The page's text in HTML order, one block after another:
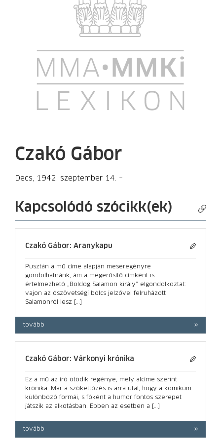
Czakó Gábor
Decs, 1942. szeptember 14. –
Kapcsolódó szócikk(ek)
Czakó Gábor: Aranykapu
Pusztán a mű címe alapján meseregényre
gondolhatnánk, ám a megerősítő címként is
értelmezhető „Boldog Salamon király” elgondolkoztat:
vajon az ószövetségi bölcs jelzővel felruházott
Salamonról lesz […]
tovább
Czakó Gábor: Várkonyi krónika
Ez a mű az író ötödik regénye, mely alcíme szerint
krónika. Már a szókettőzés is arra utal, hogy a komikum
különböző formái, s főként a humor fontos szerepet
játszik az alkotásban. Ebben az esetben a […]
tovább